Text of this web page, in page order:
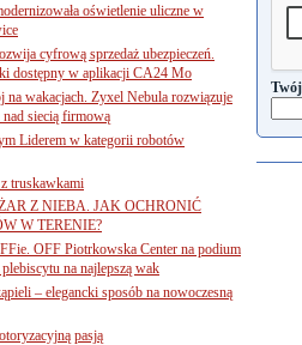
oświetlenie uliczne w
cyfrową sprzedaż ubezpieczeń.
dostępny w aplikacji CA24 Mo
na wakacjach. Zyxel Nebula rozwiązuje
siecią firmową
Liderem w kategorii robotów
truskawkami
Z NIEBA. JAK OCHRONIĆ
W TERENIE?
OFF Piotrkowska Center na podium
na najlepszą wak
– elegancki sposób na nowoczesną
pasją